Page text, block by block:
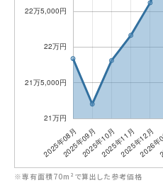
※専有面積70m²で算出した参考価格